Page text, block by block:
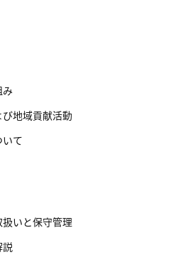
み
地域貢献活動
て
いと保守管理
説